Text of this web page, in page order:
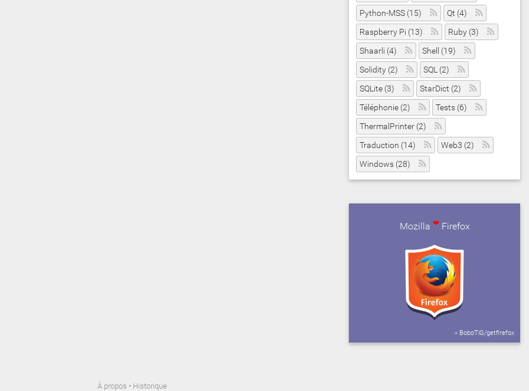
Python-MSS (15)
Qt (4)
Raspberry Pi (13)
Ruby (3)
Shaarli (4)
Shell (19)
Solidity (2)
SQL (2)
SQLite (3)
StarDict (2)
Téléphonie (2)
Tests (6)
ThermalPrinter (2)
Traduction (14)
Web3 (2)
Windows (28)
Mozilla ❤ Firefox
» BoboTiG/getfirefox
À propos • Historique